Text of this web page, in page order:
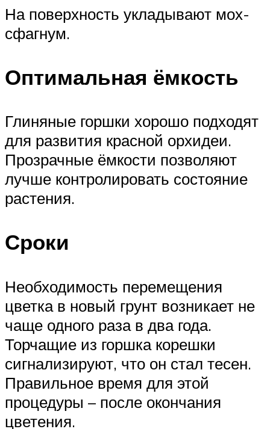
На поверхность укладывают мох-
сфагнум.
Оптимальная ёмкость
Глиняные горшки хорошо подходят
для развития красной орхидеи.
Прозрачные ёмкости позволяют
лучше контролировать состояние
растения.
Сроки
Необходимость перемещения
цветка в новый грунт возникает не
чаще одного раза в два года.
Торчащие из горшка корешки
сигнализируют, что он стал тесен.
Правильное время для этой
процедуры – после окончания
цветения.